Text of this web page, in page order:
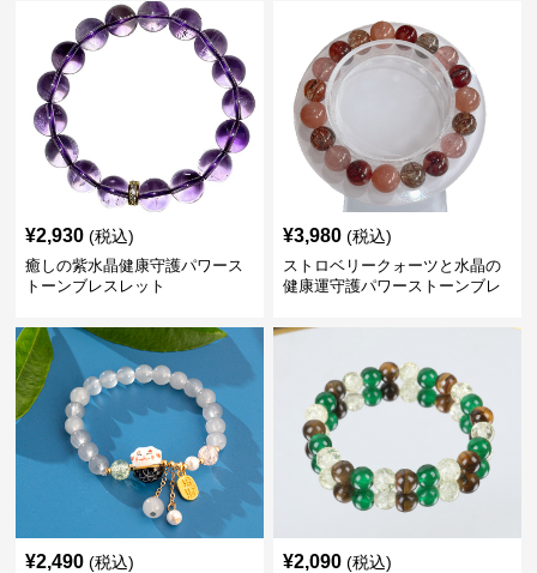
¥2,930 (税込)
癒しの紫水晶健康守護パワース
トーンブレスレット
¥3,980 (税込)
ストロベリークォーツと水晶の
健康運守護パワーストーンブレ
¥2,490 (税込) ¥2,090 (税込)